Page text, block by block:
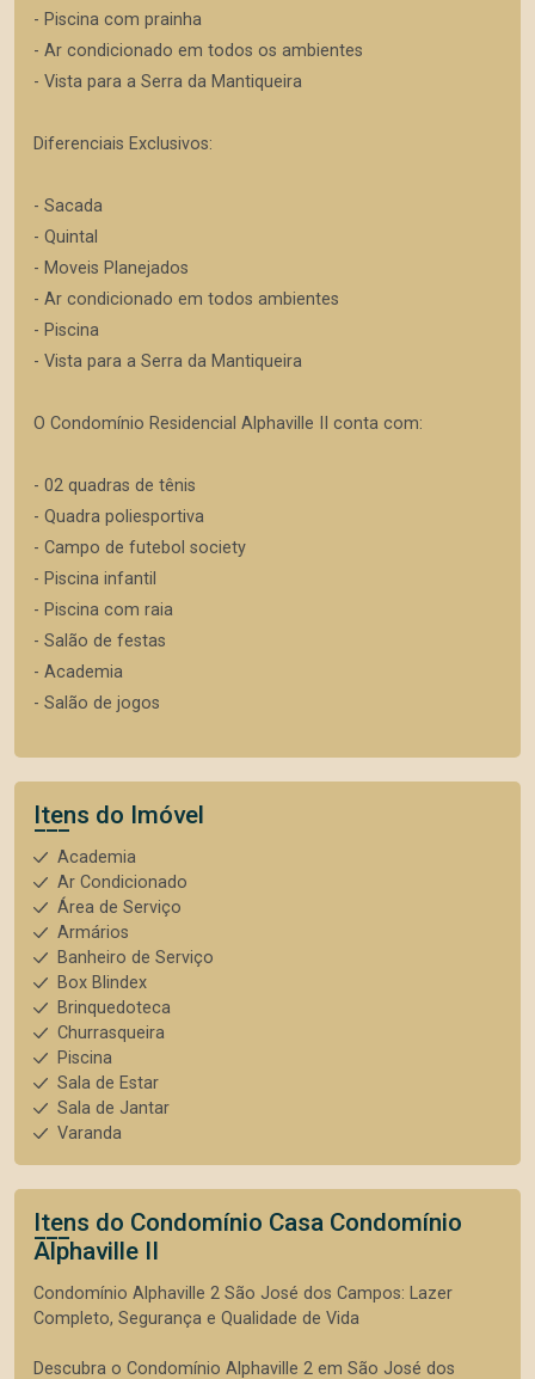
- Piscina com prainha
- Ar condicionado em todos os ambientes
- Vista para a Serra da Mantiqueira
Diferenciais Exclusivos:
- Sacada
- Quintal
- Moveis Planejados
- Ar condicionado em todos ambientes
- Piscina
- Vista para a Serra da Mantiqueira
O Condomínio Residencial Alphaville II conta com:
- 02 quadras de tênis
- Quadra poliesportiva
- Campo de futebol society
- Piscina infantil
- Piscina com raia
- Salão de festas
- Academia
- Salão de jogos
Itens do Imóvel
Academia
Ar Condicionado
Área de Serviço
Armários
Banheiro de Serviço
Box Blindex
Brinquedoteca
Churrasqueira
Piscina
Sala de Estar
Sala de Jantar
Varanda
Itens do Condomínio Casa Condomínio
Alphaville II
Condomínio Alphaville 2 São José dos Campos: Lazer
Completo, Segurança e Qualidade de Vida
Descubra o Condomínio Alphaville 2 em São José dos